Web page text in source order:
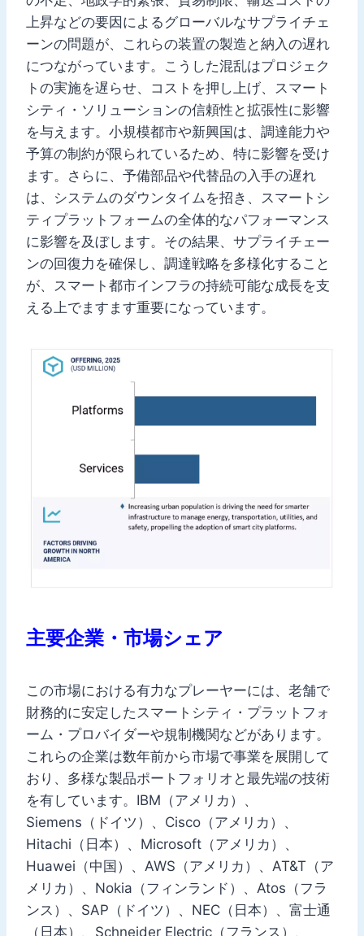
上昇などの要因によるグローバルなサプライチェ
ーンの問題が、これらの装置の製造と納入の遅れ
につながっています。こうした混乱はプロジェク
トの実施を遅らせ、コストを押し上げ、スマート
シティ・ソリューションの信頼性と拡張性に影響
を与えます。小規模都市や新興国は、調達能力や
予算の制約が限られているため、特に影響を受け
ます。さらに、予備部品や代替品の入手の遅れ
は、システムのダウンタイムを招き、スマートシ
ティプラットフォームの全体的なパフォーマンス
に影響を及ぼします。その結果、サプライチェー
ンの回復力を確保し、調達戦略を多様化すること
が、スマート都市インフラの持続可能な成長を支
える上でますます重要になっています。
主要企業・市場シェア
この市場における有力なプレーヤーには、老舗で
財務的に安定したスマートシティ・プラットフォ
ーム・プロバイダーや規制機関などがあります。
これらの企業は数年前から市場で事業を展開して
おり、多様な製品ポートフォリオと最先端の技術
を有しています。IBM（アメリカ）、
Siemens（ドイツ）、Cisco（アメリカ）、
Hitachi（日本）、Microsoft（アメリカ）、
Huawei（中国）、AWS（アメリカ）、AT&T（ア
メリカ）、Nokia（フィンランド）、Atos（フラ
ンス）、SAP（ドイツ）、NEC（日本）、富士通
（日本）、Schneider Electric（フランス）、